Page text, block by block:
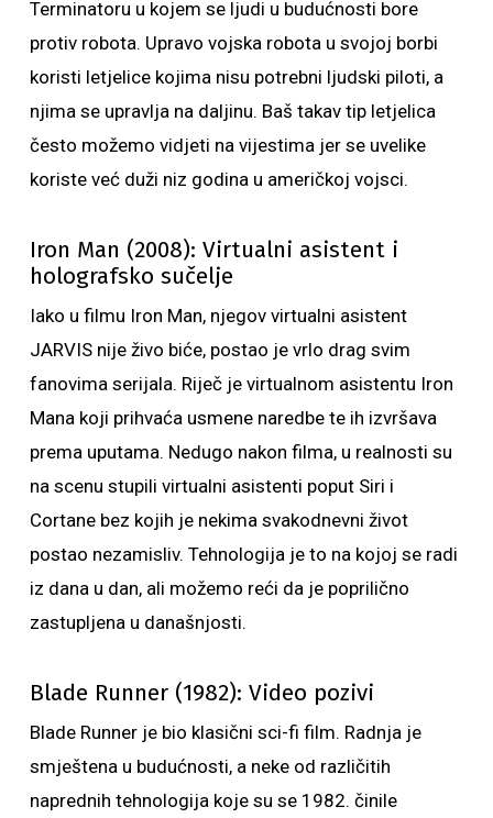
Terminatoru u kojem se ljudi u budućnosti bore
protiv robota. Upravo vojska robota u svojoj borbi
koristi letjelice kojima nisu potrebni ljudski piloti, a
njima se upravlja na daljinu. Baš takav tip letjelica
često možemo vidjeti na vijestima jer se uvelike
koriste već duži niz godina u američkoj vojsci.
Iron Man (2008): Virtualni asistent i
holografsko sučelje
Iako u filmu Iron Man, njegov virtualni asistent
JARVIS nije živo biće, postao je vrlo drag svim
fanovima serijala. Riječ je virtualnom asistentu Iron
Mana koji prihvaća usmene naredbe te ih izvršava
prema uputama. Nedugo nakon filma, u realnosti su
na scenu stupili virtualni asistenti poput Siri i
Cortane bez kojih je nekima svakodnevni život
postao nezamisliv. Tehnologija je to na kojoj se radi
iz dana u dan, ali možemo reći da je poprilično
zastupljena u današnjosti.
Blade Runner (1982): Video pozivi
Blade Runner je bio klasični sci-fi film. Radnja je
smještena u budućnosti, a neke od različitih
naprednih tehnologija koje su se 1982. činile